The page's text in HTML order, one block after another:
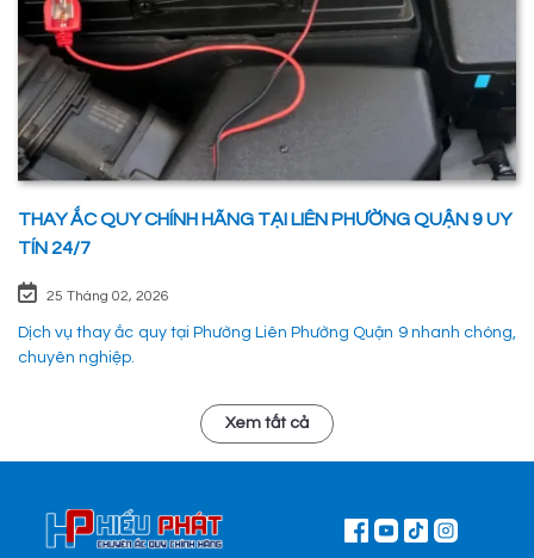
THAY ẮC QUY CHÍNH HÃNG TẠI LIÊN PHƯỜNG QUẬN 9 UY
TÍN 24/7
25 Tháng 02, 2026
Dịch vụ thay ắc quy tại Phường Liên Phường Quận 9 nhanh chóng,
chuyên nghiệp.
Xem tất cả